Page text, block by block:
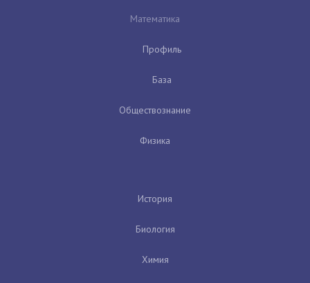
Математика
Профиль
База
Обществознание
Физика
История
Биология
Химия